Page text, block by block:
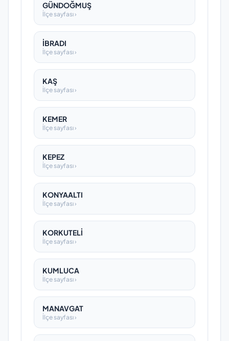
GÜNDOĞMUŞ
İlçe sayfası ›
İBRADI
İlçe sayfası ›
KAŞ
İlçe sayfası ›
KEMER
İlçe sayfası ›
KEPEZ
İlçe sayfası ›
KONYAALTI
İlçe sayfası ›
KORKUTELİ
İlçe sayfası ›
KUMLUCA
İlçe sayfası ›
MANAVGAT
İlçe sayfası ›